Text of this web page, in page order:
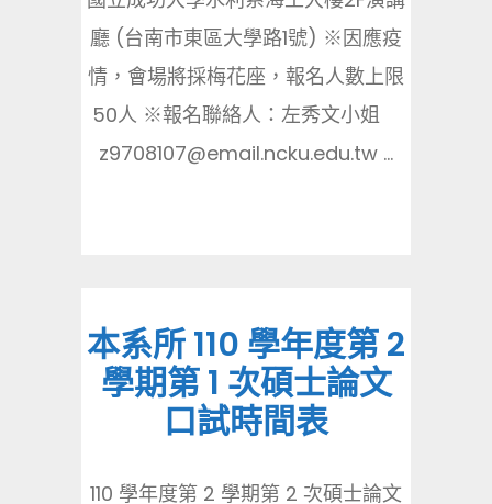
廳 (台南市東區大學路1號) ※因應疫
情，會場將採梅花座，報名人數上限
50人 ※報名聯絡人：左秀文小姐
z9708107@email.ncku.edu.tw ...
本系所 110 學年度第 2
學期第 1 次碩士論文
口試時間表
110 學年度第 2 學期第 2 次碩士論文